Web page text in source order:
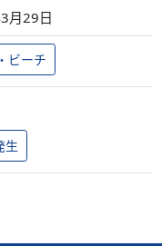
月29日
ビーチ
生